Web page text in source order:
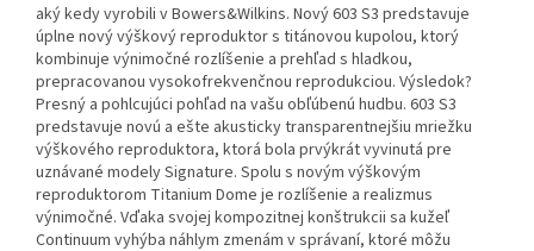
aký kedy vyrobili v Bowers&Wilkins. Nový 603 S3 predstavuje
úplne nový výškový reproduktor s titánovou kupolou, ktorý
kombinuje výnimočné rozlíšenie a prehľad s hladkou,
prepracovanou vysokofrekvenčnou reprodukciou. Výsledok?
Presný a pohlcujúci pohľad na vašu obľúbenú hudbu. 603 S3
predstavuje novú a ešte akusticky transparentnejšiu mriežku
výškového reproduktora, ktorá bola prvýkrát vyvinutá pre
uznávané modely Signature. Spolu s novým výškovým
reproduktorom Titanium Dome je rozlíšenie a realizmus
výnimočné. Vďaka svojej kompozitnej konštrukcii sa kužeľ
Continuum vyhýba náhlym zmenám v správaní, ktoré môžu